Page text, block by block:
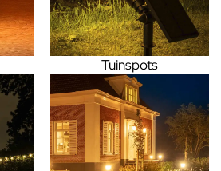
Tuinspots